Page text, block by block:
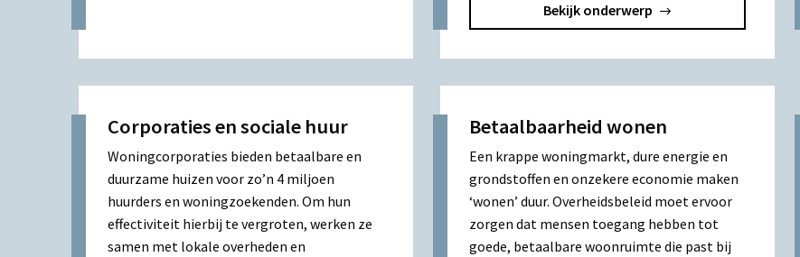
Bekijk onderwerp
Corporaties en sociale huur
Woningcorporaties bieden betaalbare en
duurzame huizen voor zo’n 4 miljoen
huurders en woningzoekenden. Om hun
effectiviteit hierbij te vergroten, werken ze
samen met lokale overheden en
Betaalbaarheid wonen
Een krappe woningmarkt, dure energie en
grondstoffen en onzekere economie maken
‘wonen’ duur. Overheidsbeleid moet ervoor
zorgen dat mensen toegang hebben tot
goede, betaalbare woonruimte die past bij